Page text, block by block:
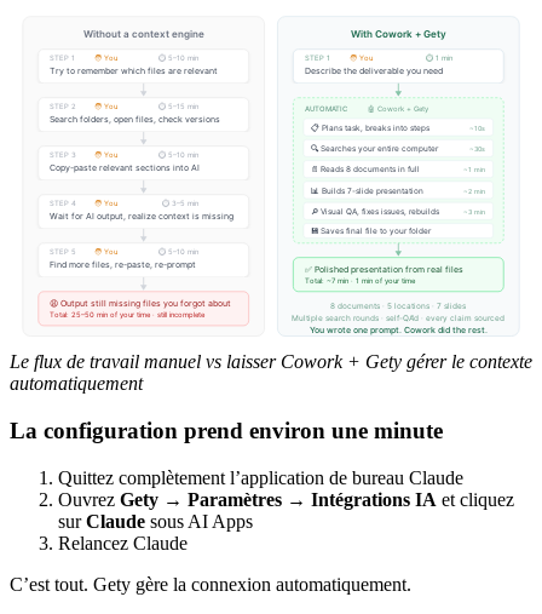
Le flux de travail manuel vs laisser Cowork + Gety gérer le contexte
automatiquement
La configuration prend environ une minute
Quittez complètement l’application de bureau Claude
Ouvrez Gety → Paramètres → Intégrations IA et cliquez
surClaude sous AI Apps
Relancez Claude
C’est tout. Gety gère la connexion automatiquement.